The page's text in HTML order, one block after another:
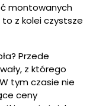
montowanych
z kolei czystsze
Przede
z którego
tym czasie nie
ceny